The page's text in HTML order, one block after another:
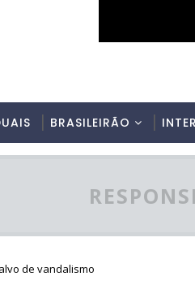
BRASILEIRÃO
de vandalismo